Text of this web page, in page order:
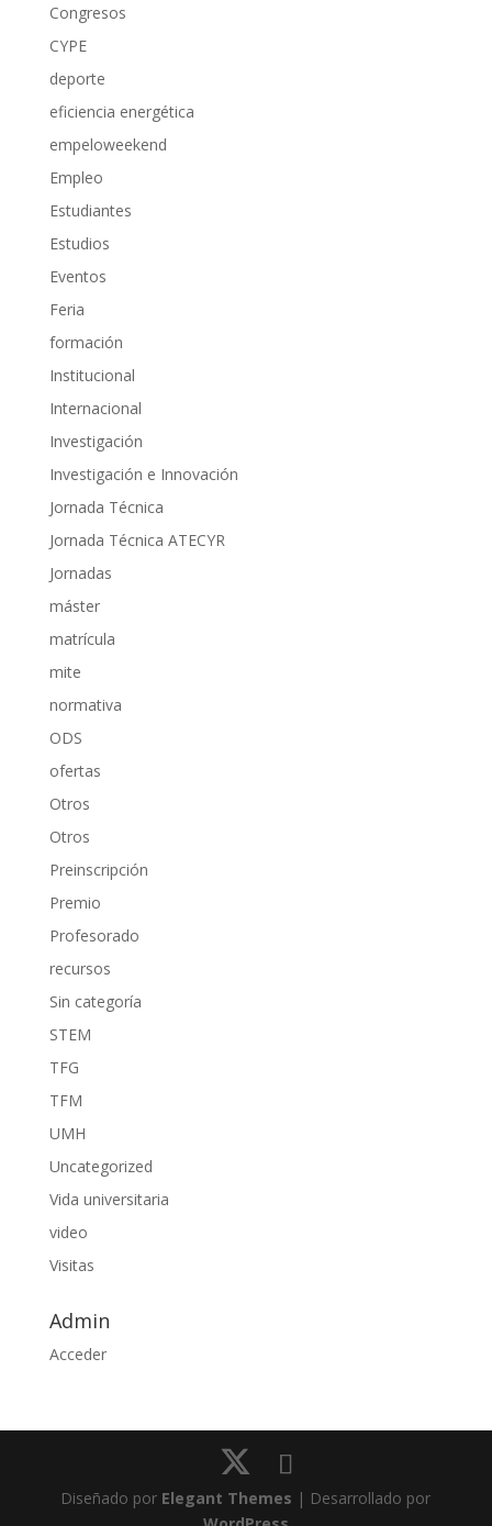
Congresos
CYPE
deporte
eficiencia energética
empeloweekend
Empleo
Estudiantes
Estudios
Eventos
Feria
formación
Institucional
Internacional
Investigación
Investigación e Innovación
Jornada Técnica
Jornada Técnica ATECYR
Jornadas
máster
matrícula
mite
normativa
ODS
ofertas
Otros
Otros
Preinscripción
Premio
Profesorado
recursos
Sin categoría
STEM
TFG
TFM
UMH
Uncategorized
Vida universitaria
video
Visitas
Admin
Acceder
Diseñado por Elegant Themes | Desarrollado por